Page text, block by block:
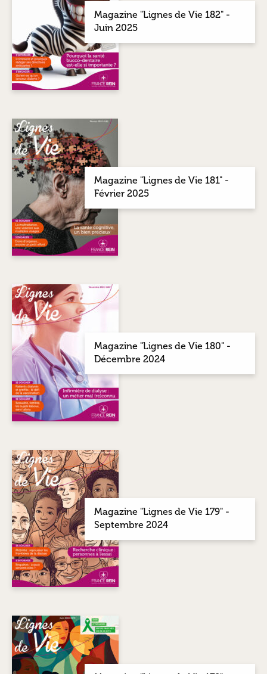
Magazine "Lignes de Vie 182" -
Juin 2025
Magazine "Lignes de Vie 181" -
Février 2025
Magazine "Lignes de Vie 180" -
Décembre 2024
Magazine "Lignes de Vie 179" -
Septembre 2024